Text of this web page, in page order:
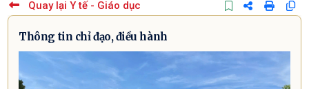
Quay lại Y tế - Giáo dục
Thông tin chỉ đạo, điều hành